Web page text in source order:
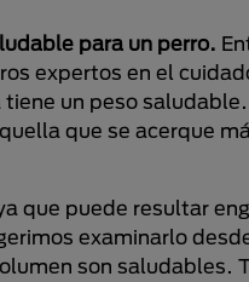
para un perro.
expertos en el
un peso
que se acerque
que puede resultar
examinarlo
son saludables.